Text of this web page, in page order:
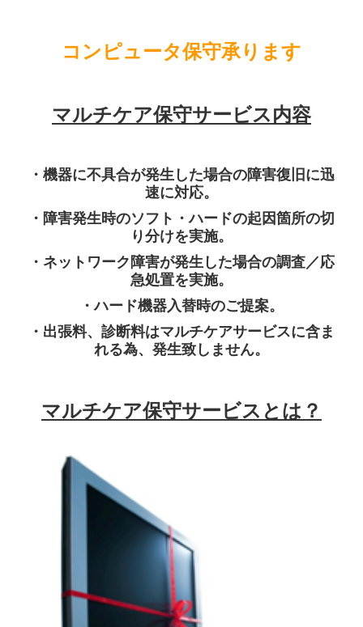
保守
Q＆A
LAN工事
インターネット(Wi-Fi)
採用情報
問合わせ
コンピュータ保守承ります
マルチケア保守サービス内容
・機器に不具合が発生した場合の障害復旧に迅
速に対応。
・障害発生時のソフト・ハードの起因箇所の切
り分けを実施。
・ネットワーク障害が発生した場合の調査／応
急処置を実施。
・ハード機器入替時のご提案。
・出張料、診断料はマルチケアサービスに含ま
れる為、発生致しません。
マルチケア保守サービスとは？